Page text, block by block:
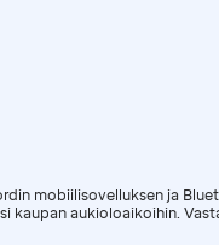
mobiilisovelluksen ja
kaupan aukioloaikoihin.